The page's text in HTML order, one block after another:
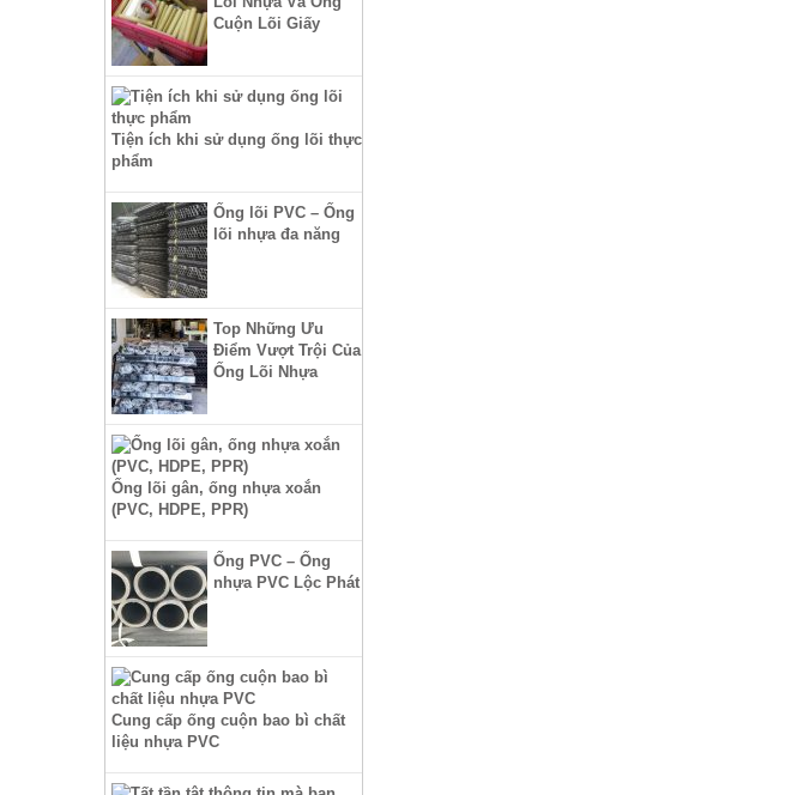
Cuộn Lõi Giấy
Tiện ích khi sử dụng ống lõi thực
phẩm
Ống lõi PVC – Ống
lõi nhựa đa năng
Top Những Ưu
Điểm Vượt Trội Của
Ống Lõi Nhựa
Ống lõi gân, ống nhựa xoắn
(PVC, HDPE, PPR)
Ống PVC – Ống
nhựa PVC Lộc Phát
Cung cấp ống cuộn bao bì chất
liệu nhựa PVC